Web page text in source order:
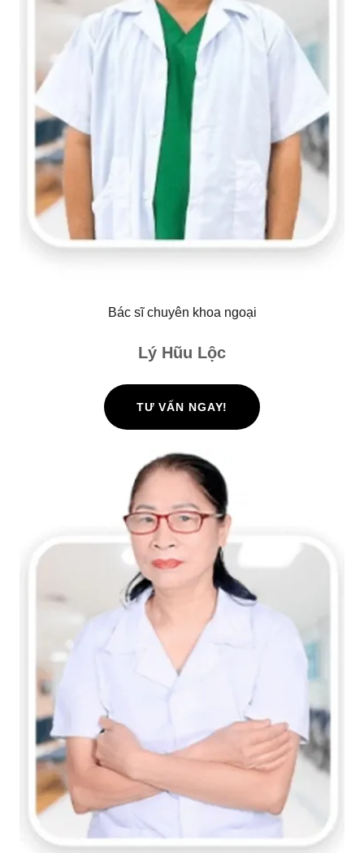
Bác sĩ chuyên khoa ngoại
Lý Hũu Lộc
TƯ VẤN NGAY!